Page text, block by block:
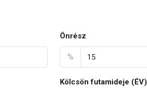
Önrész
%
Kölcsön futamideje (ÉV)